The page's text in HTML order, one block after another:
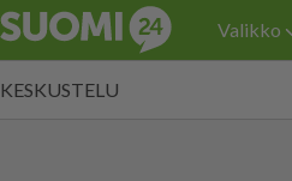
Valikko
KESKUSTELU